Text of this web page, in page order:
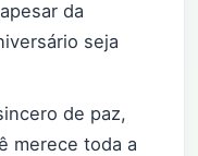
da
seja
de paz,
merece toda a